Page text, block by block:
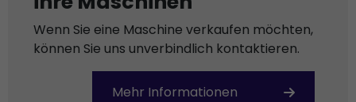
PILZ
REXROTH
SCHROFF
SEPRO
SICK
Wenn Sie eine Maschine verkaufen möchten,
können Sie uns unverbindlich kontaktieren.
Mehr Informationen